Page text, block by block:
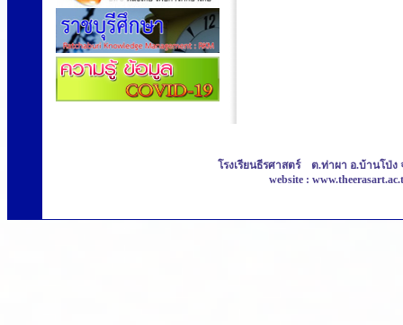
โรงเรียนธีรศาสตร์ ต.ท่าผา อ.บ้านโป่ง
website :